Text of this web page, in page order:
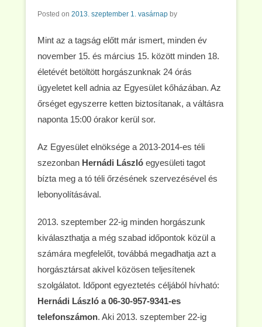
Posted on 2013. szeptember 1. vasárnap by
Mint az a tagság előtt már ismert, minden év
november 15. és március 15. között minden 18.
életévét betöltött horgászunknak 24 órás
ügyeletet kell adnia az Egyesület kőházában. Az
őrséget egyszerre ketten biztosítanak, a váltásra
naponta 15:00 órakor kerül sor.
Az Egyesület elnöksége a 2013-2014-es téli
szezonban Hernádi László egyesületi tagot
bízta meg a tó téli őrzésének szervezésével és
lebonyolításával.
2013. szeptember 22-ig minden horgászunk
kiválaszthatja a még szabad időpontok közül a
számára megfelelőt, továbbá megadhatja azt a
horgásztársat akivel közösen teljesítenek
szolgálatot. Időpont egyeztetés céljából hívható:
Hernádi László a06-30-957-9341-es
telefonszámon. Aki 2013. szeptember 22-ig